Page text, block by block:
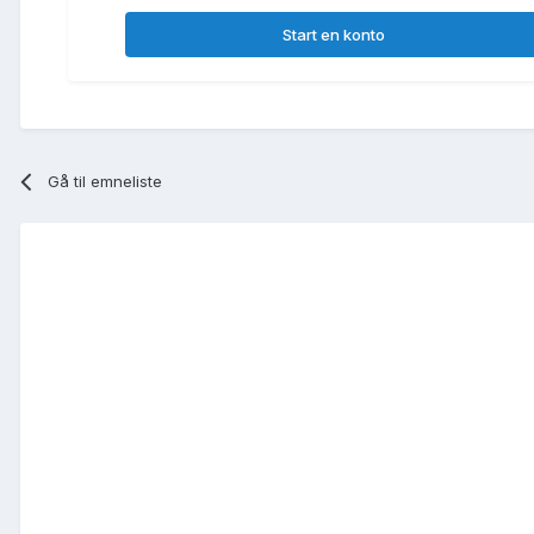
Start en konto
Gå til emneliste